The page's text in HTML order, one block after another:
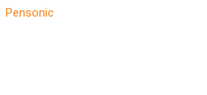
Pensonic